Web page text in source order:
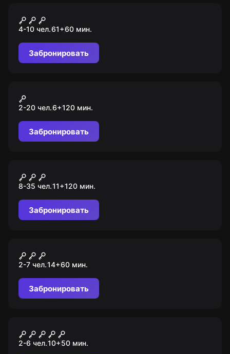
Гравити Фолз
4-10 чел.61+60 мин.
Забронировать
Лазертаг
2-20 чел.6+120 мин.
Забронировать
Ночь в музее
8-35 чел.11+120 мин.
Забронировать
Палата № 302
2-7 чел.14+60 мин.
Забронировать
Depths of Osiris
2-6 чел.10+50 мин.